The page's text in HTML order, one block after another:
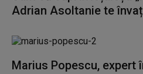
Adrian Asoltanie te
Marius Popescu, expert